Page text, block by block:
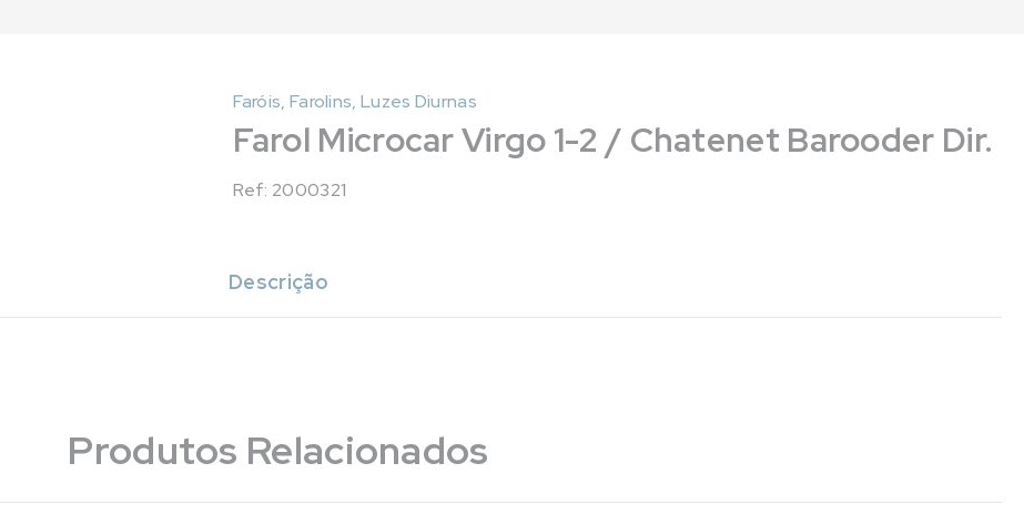
Faróis, Farolins, Luzes Diurnas
Farol Microcar Virgo 1-2 / Chatenet Barooder Dir.
Ref: 2000321
Descrição
Produtos Relacionados